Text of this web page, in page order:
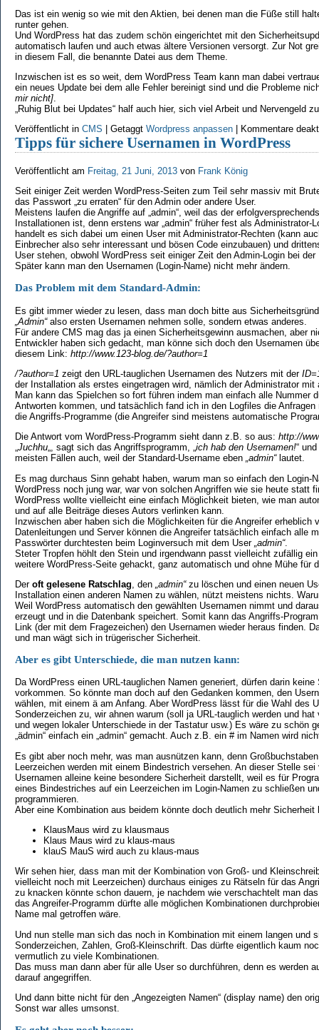
Das ist ein wenig so wie mit den Aktien, bei denen man die Füße still
runter gehen.
Und WordPress hat das zudem schön eingerichtet mit den
automatisch laufen und auch etwas ältere Versionen versorgt. Zur Not
in diesem Fall, die benannte Datei aus dem Theme.
Inzwischen ist es so weit, dem WordPress Team kann man dabei
ein neues Update bei dem alle Fehler bereinigt sind und die Probleme
mir nicht].
„Ruhig Blut bei Updates“ half auch hier, sich viel Arbeit und Nervengeld
Veröffentlicht in CMS Getaggt Wordpress anpassen Kommentare
Tipps für sichere Usernamen in WordPress
Veröffentlicht am Freitag, 21 Juni, 2013 von Frank König
Seit einiger Zeit werden WordPress-Seiten zum Teil sehr massiv mit
das Passwort „zu erraten“ für den Admin oder andere User.
Meistens laufen die Angriffe auf „admin“, weil das der
Installationen ist, denn erstens war „admin“ früher fest als Administrator-
handelt es sich dabei um einen User mit Administrator-Rechten (kann
Einbrecher also sehr interessant und bösen Code einzubauen) und
User stehen, obwohl WordPress seit einiger Zeit den Admin-Login bei
Später kann man den Usernamen (Login-Name) nicht mehr ändern.
Das Problem mit dem Standard-Admin:
Es gibt immer wieder zu lesen, dass man doch bitte aus
„Admin“also ersten Usernamen nehmen solle, sondern etwas anderes.
Für andere CMS mag das ja einen Sicherheitsgewinn ausmachen, aber
Entwickler haben sich gedacht, man könne sich doch den Usernamen
diesem Link: http://www.123-blog.de/?author=1
/?author=1 zeigt den URL-tauglichen Usernamen des Nutzers mit der
der Installation als erstes eingetragen wird, nämlich der Administrator mit
Man kann das Spielchen so fort führen indem man einfach alle Nummer
Antworten kommen, und tatsächlich fand ich in den Logfiles die
die Angriffs-Programme (die Angreifer sind meistens automatische
Die Antwort vom WordPress-Programm sieht dann z.B. so aus: http://
„Juchhu„, sagt sich das Angriffsprogramm, „ich hab den Usernamen!“
meisten Fällen auch, weil der Standard-Username eben „admin“lautet.
Es mag durchaus Sinn gehabt haben, warum man so einfach den Login-
WordPress noch jung war, war von solchen Angriffen wie sie heute statt
WordPress wollte vielleicht eine einfach Möglichkeit bieten, wie man
und auf alle Beiträge dieses Autors verlinken kann.
Inzwischen aber haben sich die Möglichkeiten für die Angreifer erheblich
Datenleitungen und Server können die Angreifer tatsächlich einfach alle
Passwörter durchtesten beim Loginversuch mit dem User „admin“.
Steter Tropfen höhlt den Stein und irgendwann passt vielleicht zufällig
weitere WordPress-Seite gehackt, ganz automatisch und ohne Mühe für
Der oft gelesene Ratschlag, den „admin“zu löschen und einen neuen
Installation einen anderen Namen zu wählen, nützt meistens nichts.
Weil WordPress automatisch den gewählten Usernamen nimmt und
erzeugt und in die Datenbank speichert. Somit kann das Angriffs-
Link (der mit dem Fragezeichen) den Usernamen wieder heraus finden.
und man wägt sich in trügerischer Sicherheit.
Aber es gibt Unterschiede, die man nutzen kann:
Da WordPress einen URL-tauglichen Namen generiert, dürfen darin
vorkommen. So könnte man doch auf den Gedanken kommen, den
wählen, mit einem ä am Anfang. Aber WordPress lässt für die Wahl des
Sonderzeichen zu, wir ahnen warum (soll ja URL-tauglich werden und
und wegen lokaler Unterschiede in der Tastatur usw.) Es wäre zu schön
„ädmin“ einfach ein „admin“ gemacht. Auch z.B. ein # im Namen wird
Es gibt aber noch mehr, was man ausnützen kann, denn
Leerzeichen werden mit einem Bindestrich versehen. An dieser Stelle
Usernamen alleine keine besondere Sicherheit darstellt, weil es für
eines Bindestriches auf ein Leerzeichen im Login-Namen zu schließen
programmieren.
Aber eine Kombination aus beidem könnte doch deutlich mehr Sicherheit
KlausMaus wird zu klausmaus
Klaus Maus wird zu klaus-maus
klauS MauS wird auch zu klaus-maus
Wir sehen hier, dass man mit der Kombination von Groß- und
vielleicht noch mit Leerzeichen) durchaus einiges zu Rätseln für das
zu knacken könnte schon dauern, je nachdem wie verschachtelt man
das Angreifer-Programm dürfte alle möglichen Kombinationen
Name mal getroffen wäre.
Und nun stelle man sich das noch in Kombination mit einem langen und
Sonderzeichen, Zahlen, Groß-Kleinschrift. Das dürfte eigentlich kaum
vermutlich zu viele Kombinationen.
Das muss man dann aber für alle User so durchführen, denn es werden
darauf angegriffen.
Und dann bitte nicht für den „Angezeigten Namen“ (display name) den
Sonst war alles umsonst.